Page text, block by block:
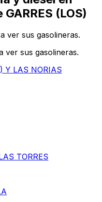
(LOS)
ver sus gasolineras.
ver sus gasolineras.
Y LAS NORIAS
TORRES